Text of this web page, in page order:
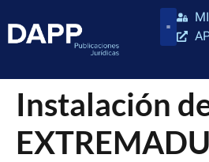
Instalación